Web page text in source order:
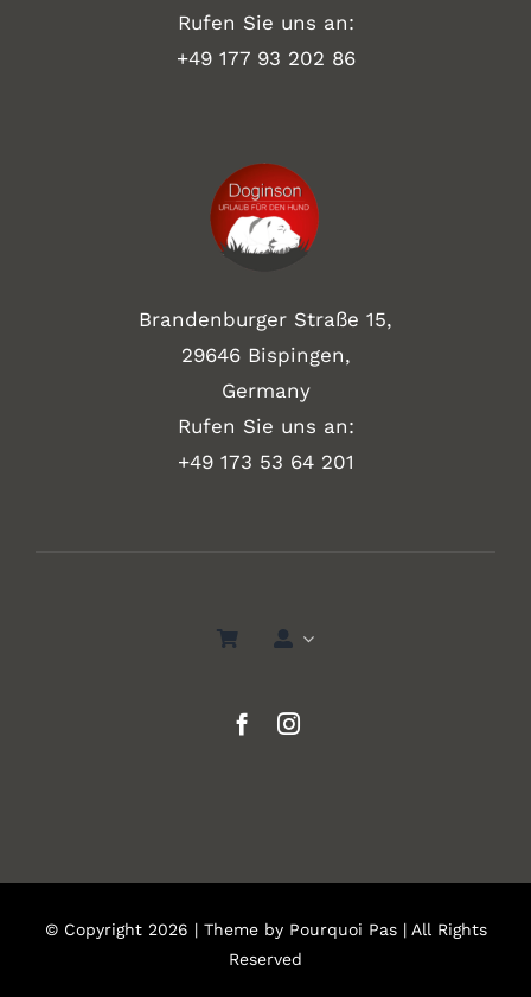
Rufen Sie uns an:
+49 177 93 202 86
Brandenburger Straße 15,
29646 Bispingen,
Germany
Rufen Sie uns an:
+49 173 53 64 201
© Copyright 2026 | Theme by Pourquoi Pas| All Rights
Reserved